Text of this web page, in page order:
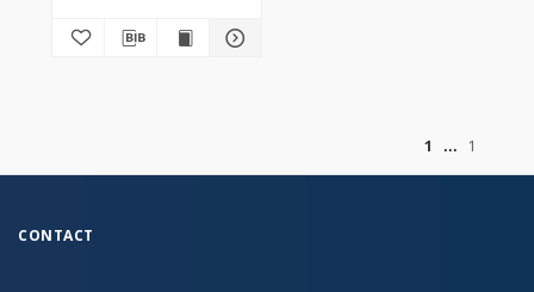
1
1
CONTACT